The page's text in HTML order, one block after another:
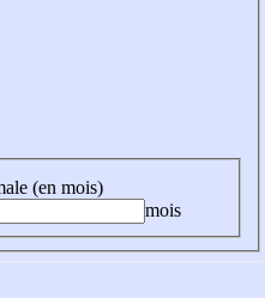
(en mois)
mois